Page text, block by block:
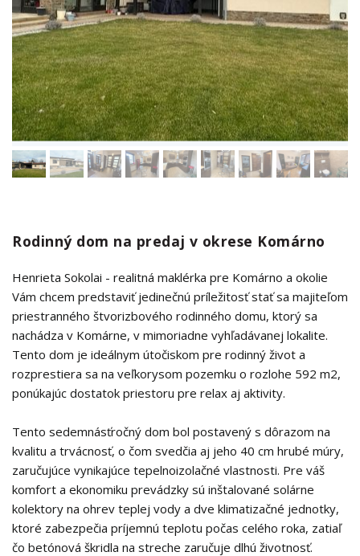
Rodinný dom na predaj v okrese Komárno
Henrieta Sokolai - realitná maklérka pre Komárno a okolie
Vám chcem predstaviť jedinečnú príležitosť stať sa majiteľom
priestranného štvorizbového rodinného domu, ktorý sa
nachádza v Komárne, v mimoriadne vyhľadávanej lokalite.
Tento dom je ideálnym útočiskom pre rodinný život a
rozprestiera sa na veľkorysom pozemku o rozlohe 592 m2,
ponúkajúc dostatok priestoru pre relax aj aktivity.
Tento sedemnásťročný dom bol postavený s dôrazom na
kvalitu a trvácnosť, o čom svedčia aj jeho 40 cm hrubé múry,
zaručujúce vynikajúce tepelnoizolačné vlastnosti. Pre váš
komfort a ekonomiku prevádzky sú inštalované solárne
kolektory na ohrev teplej vody a dve klimatizačné jednotky,
ktoré zabezpečia príjemnú teplotu počas celého roka, zatiaľ
čo betónová škridla na streche zaručuje dlhú životnosť.